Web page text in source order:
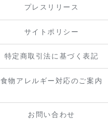
プレスリリース
サイトポリシー
特定商取引法に基づく表記
食物アレルギー対応のご案内
お問い合わせ